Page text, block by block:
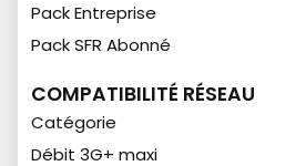
Pack Entreprise
Pack SFR Abonné
COMPATIBILITÉ RÉSEAU
Catégorie
Débit 3G+ maxi